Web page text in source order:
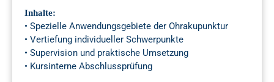
Inhalte:
• Spezielle Anwendungsgebiete der Ohrakupunktur
• Vertiefung individueller Schwerpunkte
• Supervision und praktische Umsetzung
• Kursinterne Abschlussprüfung